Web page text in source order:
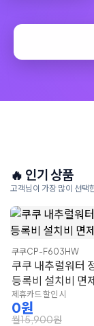
🔥 인기 상품
고객님이 가장 많이 선택
쿠쿠CP-F603HW
쿠쿠 내추럴워터
등록비 설치비 면
제휴카드 할인 시
0원
월15,900원